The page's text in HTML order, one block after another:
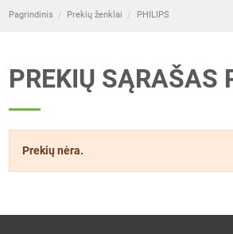
Pagrindinis Prekių ženklai PHILIPS
PREKIŲ SĄRAŠAS
Prekių nėra.